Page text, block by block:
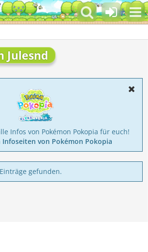
Julesnd
Infos von Pokémon Pokopia für euch!
von Pokémon Pokopia
gefunden.